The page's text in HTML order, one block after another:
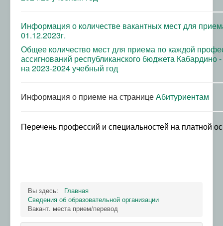
Электронная информационно-образовательная
среда
ТОР "Моя школа" СПО
Информация о количестве вакантных мест для
01.12.2023г.
Общее количество мест для приема по каждой
ассигнований республиканского бюджета Кабардино
на 2023-2024 учебный год
Информация о приеме на странице Абитуриентам
Перечень профессий и специальностей на платной
Вы здесь:
Главная
Сведения об образовательной организации
Вакант. места прием/перевод